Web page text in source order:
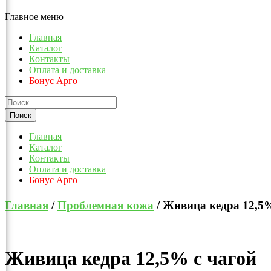
Главное меню
Главная
Каталог
Контакты
Оплата и доставка
Бонус Арго
Главная
Каталог
Контакты
Оплата и доставка
Бонус Арго
Главная /Проблемная кожа / Живица кедра
Живица кедра 12,5% с чагой